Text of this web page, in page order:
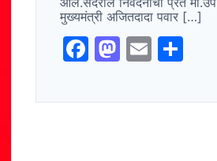
मुख्यमंत्री अजितदादा पवार […]
F
c
M
st
E
ai ar